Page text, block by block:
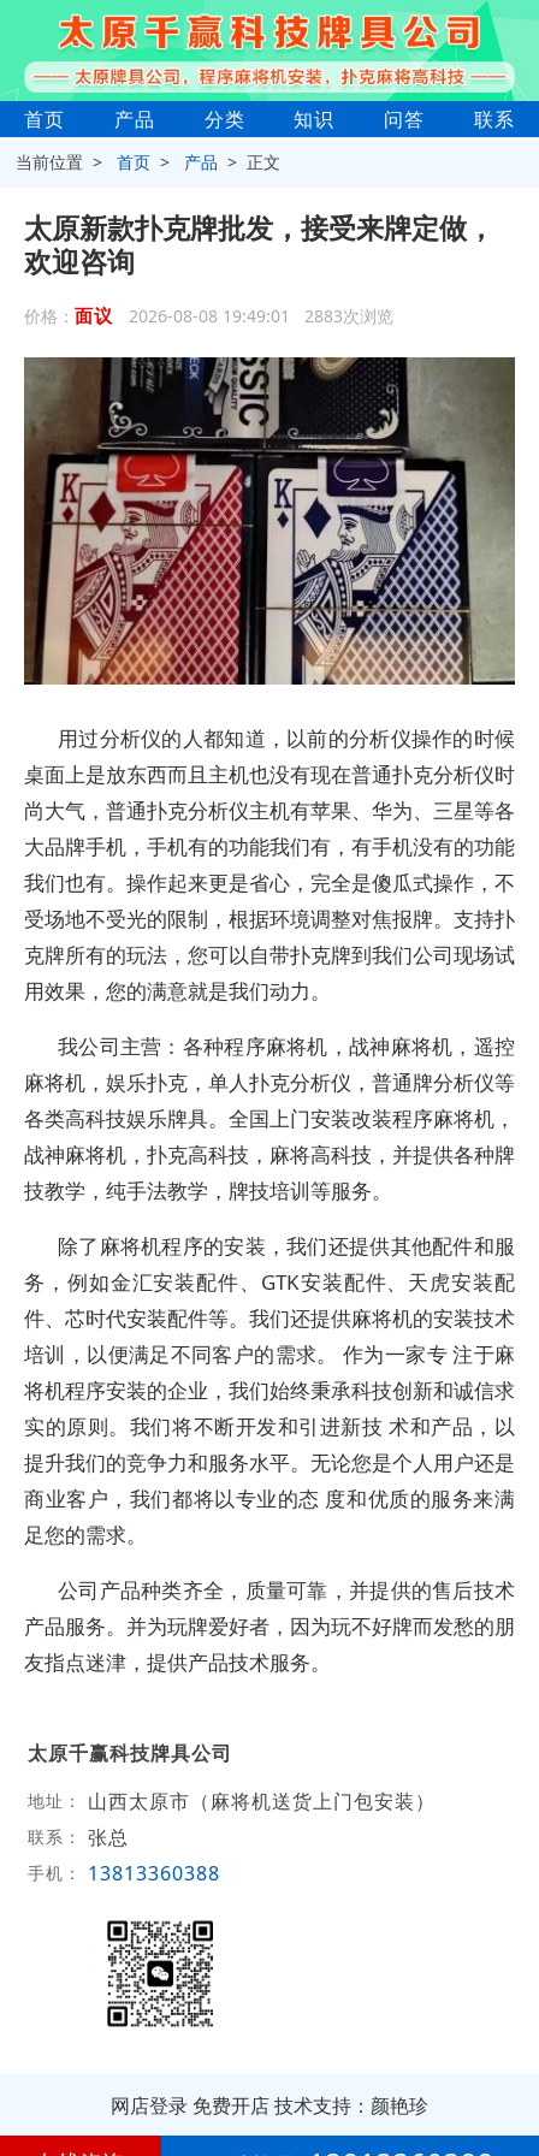
首页 产品 分类 知识 问答 联系
当前位置 >首页 > 产品 > 正文
太原新款扑克牌批发，接受来牌定做，
欢迎咨询
价格： 面议 2026-08-08 19:49:01 2883次浏览
用过分析仪的人都知道，以前的分析仪操作的时候
桌面上是放东西而且主机也没有现在普通扑克分析仪时
尚大气，普通扑克分析仪主机有苹果、华为、三星等各
大品牌手机，手机有的功能我们有，有手机没有的功能
我们也有。操作起来更是省心，完全是傻瓜式操作，不
受场地不受光的限制，根据环境调整对焦报牌。支持扑
克牌所有的玩法，您可以自带扑克牌到我们公司现场试
用效果，您的满意就是我们动力。
我公司主营：各种程序麻将机，战神麻将机，遥控
麻将机，娱乐扑克，单人扑克分析仪，普通牌分析仪等
各类高科技娱乐牌具。全国上门安装改装程序麻将机，
战神麻将机，扑克高科技，麻将高科技，并提供各种牌
技教学，纯手法教学，牌技培训等服务。
除了麻将机程序的安装，我们还提供其他配件和服
务，例如金汇安装配件、GTK安装配件、天虎安装配
件、芯时代安装配件等。我们还提供麻将机的安装技术
培训，以便满足不同客户的需求。 作为一家专 注于麻
将机程序安装的企业，我们始终秉承科技创新和诚信求
实的原则。我们将不断开发和引进新技 术和产品，以
提升我们的竞争力和服务水平。无论您是个人用户还是
商业客户，我们都将以专业的态 度和优质的服务来满
足您的需求。
公司产品种类齐全，质量可靠，并提供的售后技术
产品服务。并为玩牌爱好者，因为玩不好牌而发愁的朋
友指点迷津，提供产品技术服务。
太原千赢科技牌具公司
地址： 山西太原市（麻将机送货上门包安装）
联系： 张总
手机： 13813360388
网店登录 免费开店技术支持：颜艳珍